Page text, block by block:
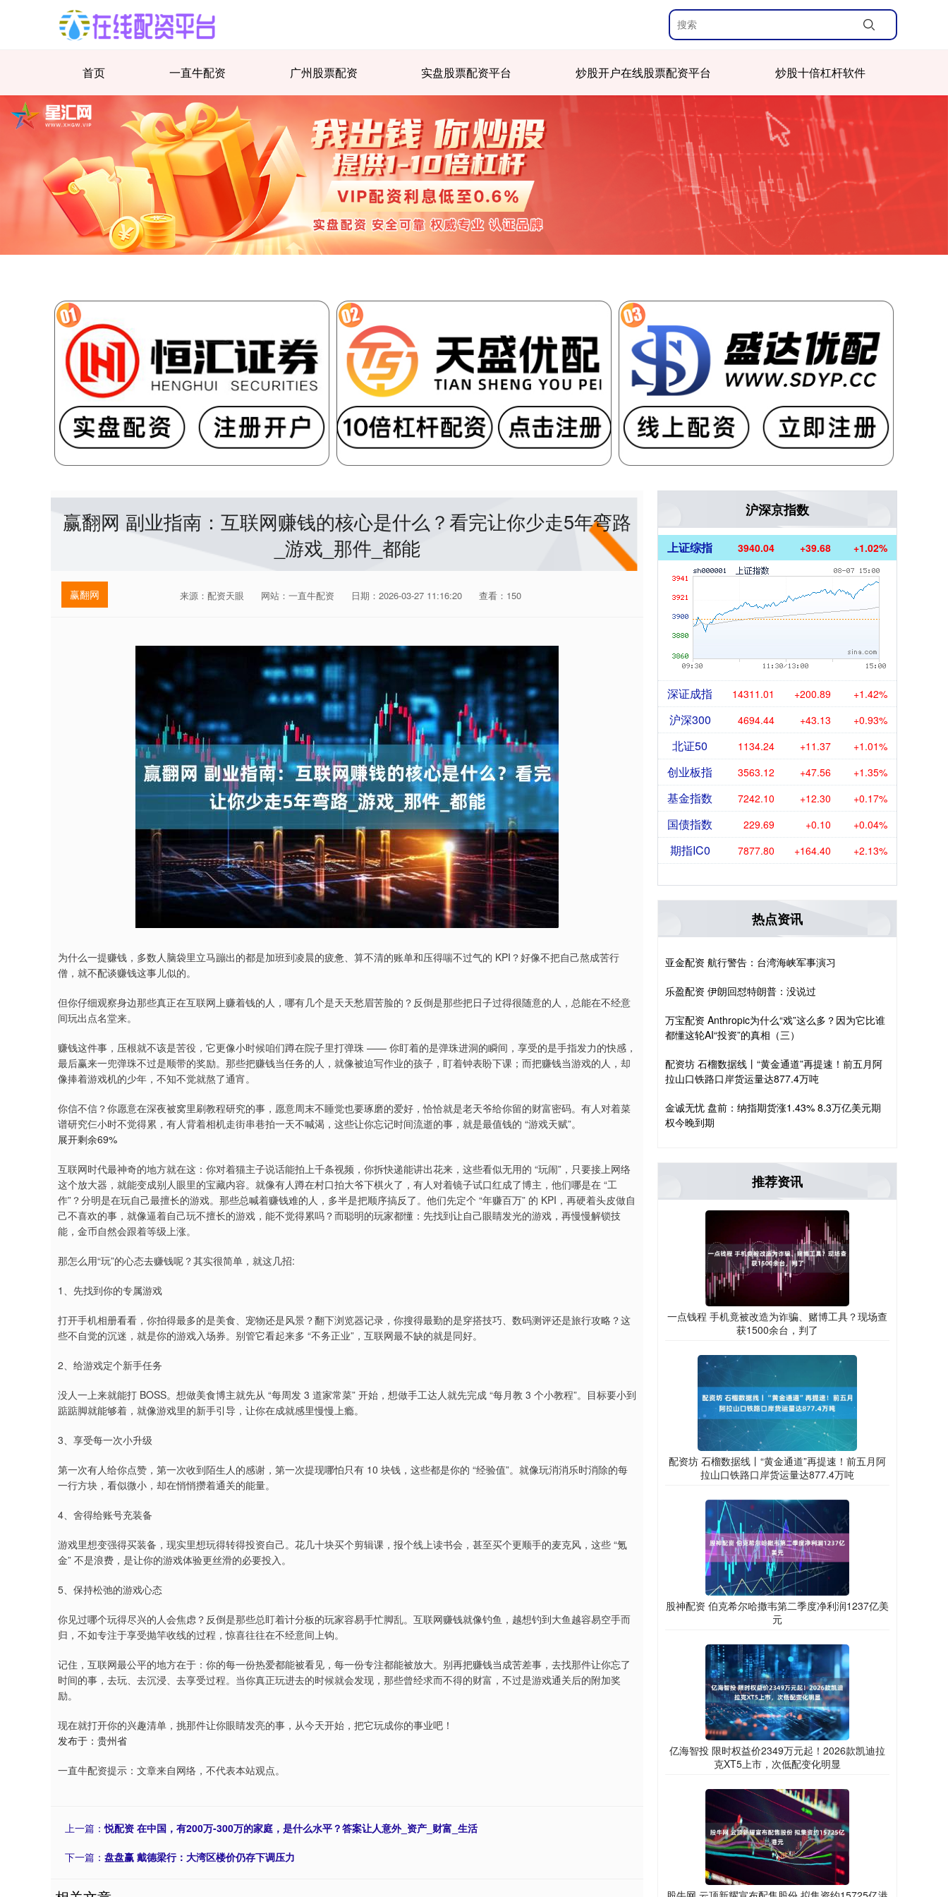
首页 一直牛配资 广州股票配资 实盘股票配资平台 炒股开户在线股票配资平台 炒股十倍杠杆软件
赢翻网 副业指南：互联网赚钱的核心是什么？看完让你少走5年弯路
_游戏_那件_都能
赢翻网 来源：配资天眼 网站：一直牛配资 日期：2026-03-27 11:16:20 查看：150
为什么一提赚钱，多数人脑袋里立马蹦出的都是加班到凌晨的疲惫、算不清的账单和压得喘不过气的 KPI？好像不把自己熬成苦行
僧，就不配谈赚钱这事儿似的。
但你仔细观察身边那些真正在互联网上赚着钱的人，哪有几个是天天愁眉苦脸的？反倒是那些把日子过得很随意的人，总能在不经意
间玩出点名堂来。
赚钱这件事，压根就不该是苦役，它更像小时候咱们蹲在院子里打弹珠 —— 你盯着的是弹珠进洞的瞬间，享受的是手指发力的快感，
最后赢来一兜弹珠不过是顺带的奖励。那些把赚钱当任务的人，就像被迫写作业的孩子，盯着钟表盼下课；而把赚钱当游戏的人，却
像捧着游戏机的少年，不知不觉就熬了通宵。
你信不信？你愿意在深夜被窝里刷教程研究的事，愿意周末不睡觉也要琢磨的爱好，恰恰就是老天爷给你留的财富密码。有人对着菜
谱研究仨小时不觉得累，有人背着相机走街串巷拍一天不喊渴，这些让你忘记时间流逝的事，就是最值钱的 “游戏天赋”。
展开剩余69%
互联网时代最神奇的地方就在这：你对着猫主子说话能拍上千条视频，你拆快递能讲出花来，这些看似无用的 “玩闹”，只要接上网络
这个放大器，就能变成别人眼里的宝藏内容。就像有人蹲在村口拍大爷下棋火了，有人对着镜子试口红成了博主，他们哪是在 “工
作”？分明是在玩自己最擅长的游戏。那些总喊着赚钱难的人，多半是把顺序搞反了。他们先定个 “年赚百万” 的 KPI，再硬着头皮做自
己不喜欢的事，就像逼着自己玩不擅长的游戏，能不觉得累吗？而聪明的玩家都懂：先找到让自己眼睛发光的游戏，再慢慢解锁技
能，金币自然会跟着等级上涨。
那怎么用“玩”的心态去赚钱呢？其实很简单，就这几招:
1、先找到你的专属游戏
打开手机相册看看，你拍得最多的是美食、宠物还是风景？翻下浏览器记录，你搜得最勤的是穿搭技巧、数码测评还是旅行攻略？这
些不自觉的沉迷，就是你的游戏入场券。别管它看起来多 “不务正业”，互联网最不缺的就是同好。
2、给游戏定个新手任务
没人一上来就能打 BOSS。想做美食博主就先从 “每周发 3 道家常菜” 开始，想做手工达人就先完成 “每月教 3 个小教程”。目标要小到
踮踮脚就能够着，就像游戏里的新手引导，让你在成就感里慢慢上瘾。
3、享受每一次小升级
第一次有人给你点赞，第一次收到陌生人的感谢，第一次提现哪怕只有 10 块钱，这些都是你的 “经验值”。就像玩消消乐时消除的每
一行方块，看似微小，却在悄悄攒着通关的能量。
4、舍得给账号充装备
游戏里想变强得买装备，现实里想玩得转得投资自己。花几十块买个剪辑课，报个线上读书会，甚至买个更顺手的麦克风，这些 “氪
金” 不是浪费，是让你的游戏体验更丝滑的必要投入。
5、保持松弛的游戏心态
你见过哪个玩得尽兴的人会焦虑？反倒是那些总盯着计分板的玩家容易手忙脚乱。互联网赚钱就像钓鱼，越想钓到大鱼越容易空手而
归，不如专注于享受抛竿收线的过程，惊喜往往在不经意间上钩。
记住，互联网最公平的地方在于：你的每一份热爱都能被看见，每一份专注都能被放大。别再把赚钱当成苦差事，去找那件让你忘了
时间的事，去玩、去沉浸、去享受过程。当你真正玩进去的时候就会发现，那些曾经求而不得的财富，不过是游戏通关后的附加奖
励。
现在就打开你的兴趣清单，挑那件让你眼睛发亮的事，从今天开始，把它玩成你的事业吧！
发布于：贵州省
一直牛配资提示：文章来自网络，不代表本站观点。
上一篇：悦配资 在中国，有200万-300万的家庭，是什么水平？答案让人意外_资产_财富_生活
下一篇： 盘盘赢 戴德梁行：大湾区楼价仍存下调压力
沪深京指数
上证综指 3940.04 +39.68 +1.02%
深证成指 14311.01 +200.89 +1.42%
沪深300 4694.44 +43.13 +0.93%
北证50 1134.24 +11.37 +1.01%
创业板指 3563.12 +47.56 +1.35%
基金指数 7242.10 +12.30 +0.17%
国债指数 229.69 +0.10 +0.04%
期指IC0 7877.80 +164.40 +2.13%
热点资讯
亚金配资 航行警告：台湾海峡军事演习
乐盈配资 伊朗回怼特朗普：没说过
万宝配资 Anthropic为什么“戏”这么多？因为它比谁
都懂这轮AI“投资”的真相（三）
配资坊 石榴数据线丨“黄金通道”再提速！前五月阿
拉山口铁路口岸货运量达877.4万吨
金诚无忧 盘前：纳指期货涨1.43% 8.3万亿美元期
权今晚到期
推荐资讯
一点钱程 手机竟被改造为诈骗、赌博工具？现场查
获1500余台，判了
配资坊 石榴数据线丨“黄金通道”再提速！前五月阿
拉山口铁路口岸货运量达877.4万吨
股神配资 伯克希尔哈撒韦第二季度净利润1237亿美
元
亿海智投 限时权益价2349万元起！2026款凯迪拉
克XT5上市，次低配变化明显